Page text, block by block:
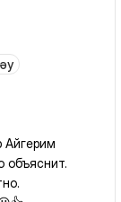
Айгерим
объяснит.